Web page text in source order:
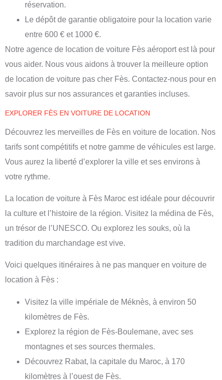
réservation.
Le dépôt de garantie obligatoire pour la location varie
entre 600 € et 1000 €.
Notre agence de location de voiture Fès aéroportest là pour
vous aider. Nous vous aidons à trouver la meilleure option
de location de voiture pas cher Fès. Contactez-nous pour en
savoir plus sur nos assurances et garanties incluses.
EXPLORER FÈS EN VOITURE DE LOCATION
Découvrez les merveilles de Fès en voiture de location. Nos
tarifs sont compétitifs et notre gamme de véhicules est large.
Vous aurez la liberté d’explorer la ville et ses environs à
votre rythme.
La location de voiture à Fès Maroc est idéale pour découvrir
la culture et l’histoire de la région. Visitez la médina de Fès,
un trésor de l’UNESCO. Ou explorez les souks, où la
tradition du marchandage est vive.
Voici quelques itinéraires à ne pas manquer en voiture de
location à Fès :
Visitez la ville impériale de Méknès, à environ 50
kilomètres de Fès.
Explorez la région de Fès-Boulemane, avec ses
montagnes et ses sources thermales.
Découvrez Rabat, la capitale du Maroc, à 170
kilomètres à l’ouest de Fès.